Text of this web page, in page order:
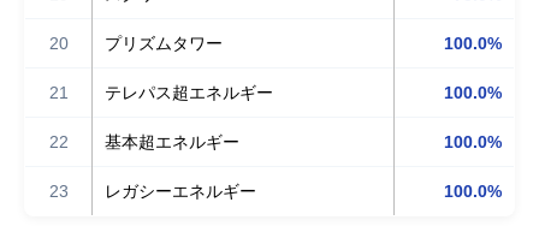
20 プリズムタワー 100.0%
21 テレパス超エネルギー 100.0%
22 基本超エネルギー 100.0%
23 レガシーエネルギー 100.0%